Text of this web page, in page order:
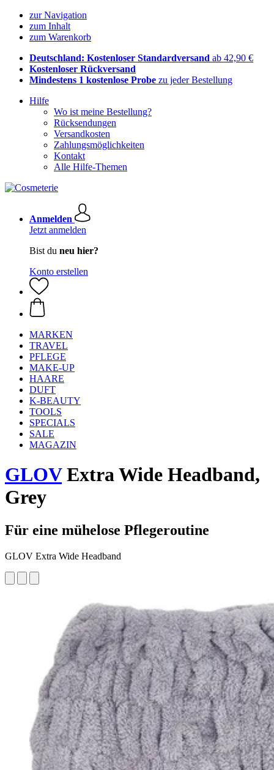
zur Navigation
zum Inhalt
zum Warenkorb
Deutschland: Kostenloser Standardversand ab 42,90 €
Kostenloser Rückversand
Mindestens 1 kostenlose Probe zu jeder Bestellung
Hilfe
Wo ist meine Bestellung?
Rücksendungen
Versandkosten
Zahlungsmöglichkeiten
Kontakt
Alle Hilfe-Themen
Anmelden
Jetzt anmelden
Bist du neu hier?
Konto erstellen
MARKEN
TRAVEL
PFLEGE
MAKE-UP
HAARE
DUFT
K-BEAUTY
TOOLS
SPECIALS
SALE
MAGAZIN
GLOVExtra Wide Headband,
Grey
Für eine mühelose Pflegeroutine
GLOV Extra Wide Headband